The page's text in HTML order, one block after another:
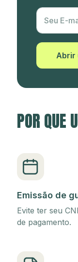
Utm Content
Seu E-
Abrir
POR
Emissão de
Evite ter seu
de pagamento.